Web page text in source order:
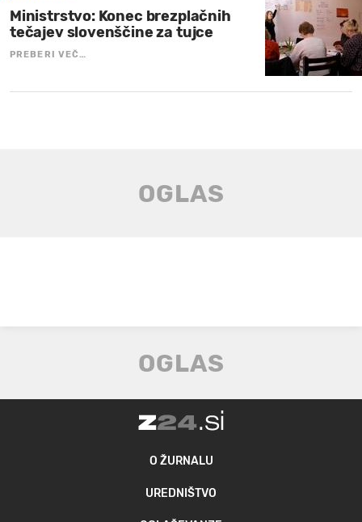
Ministrstvo: Konec brezplačnih
tečajev slovenščine za tujce
PREBERI VEČ…
O ŽURNALU
UREDNIŠTVO